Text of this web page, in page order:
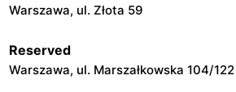
Intermarche Super
Warszawa, ul. Złota 59
Reserved
Warszawa, ul. Marszałkowska 104/122